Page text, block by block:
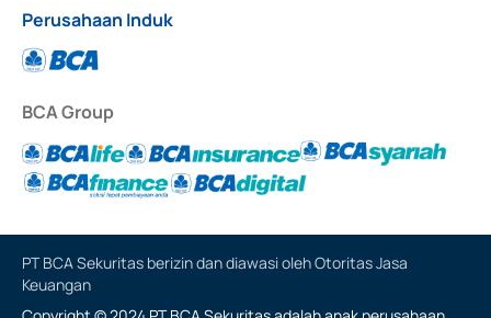
Perusahaan Induk
BCA Group
PT BCA Sekuritas berizin dan diawasi oleh Otoritas Jasa
Keuangan